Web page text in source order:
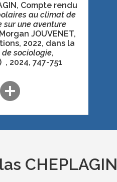
Compte rendu
au climat de
sur une aventure
JOUVENET,
2022, dans la
de sociologie,
, 2024, 747-751
add_circle
CHEPLAGIN